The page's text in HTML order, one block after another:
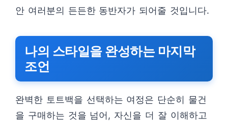
안 여러분의 든든한 동반자가 되어줄 것입니다.
나의 스타일을 완성하는 마지막
조언
완벽한 토트백을 선택하는 여정은 단순히 물건
을 구매하는 것을 넘어, 자신을 더 잘 이해하고